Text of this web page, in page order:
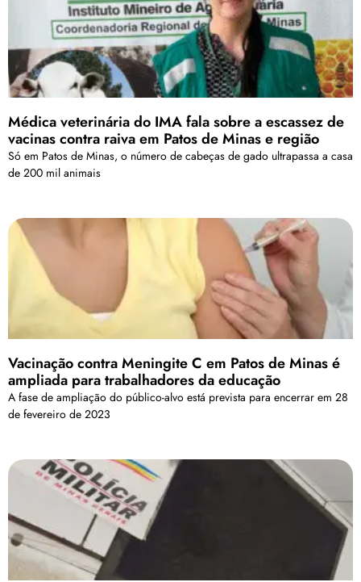
Médica veterinária do IMA fala sobre a escassez de
vacinas contra raiva em Patos de Minas e região
Só em Patos de Minas, o número de cabeças de gado ultrapassa a casa
de 200 mil animais
Vacinação contra Meningite C em Patos de Minas é
ampliada para trabalhadores da educação
A fase de ampliação do público-alvo está prevista para encerrar em 28
de fevereiro de 2023